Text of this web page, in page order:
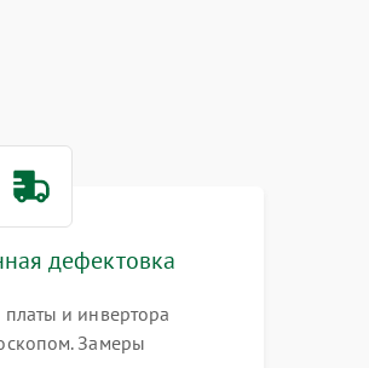
дефектовка
и инвертора
Замеры